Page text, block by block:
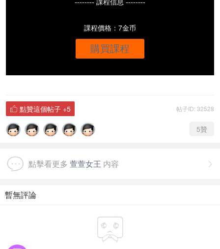
-------- 課程信息 --------
課程價格：7金币
購買課程
帖子ID: 32528
 點贊這個帖子 +5
5贊

點擊看更多 萱萱女王 内容
暫無評論
